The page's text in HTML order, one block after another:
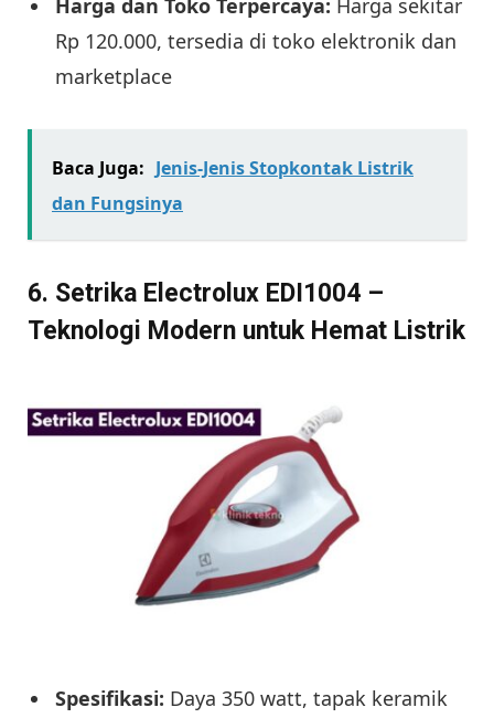
Harga dan Toko Terpercaya: Harga sekitar
Rp 120.000, tersedia di toko elektronik dan
marketplace
Baca Juga: Jenis-Jenis Stopkontak Listrik
dan Fungsinya
6. Setrika Electrolux EDI1004 –
Teknologi Modern untuk Hemat Listrik
Spesifikasi: Daya 350 watt, tapak keramik